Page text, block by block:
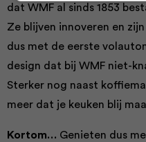
dat WMF al sinds 1853
Ze blijven innoveren en
dus met de eerste
design dat bij WMF niet-
Sterker nog naast
meer dat je keuken blij
Kortom… Genieten dus